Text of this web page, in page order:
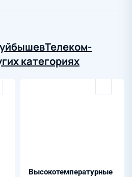
категориях
Высокотемпературные